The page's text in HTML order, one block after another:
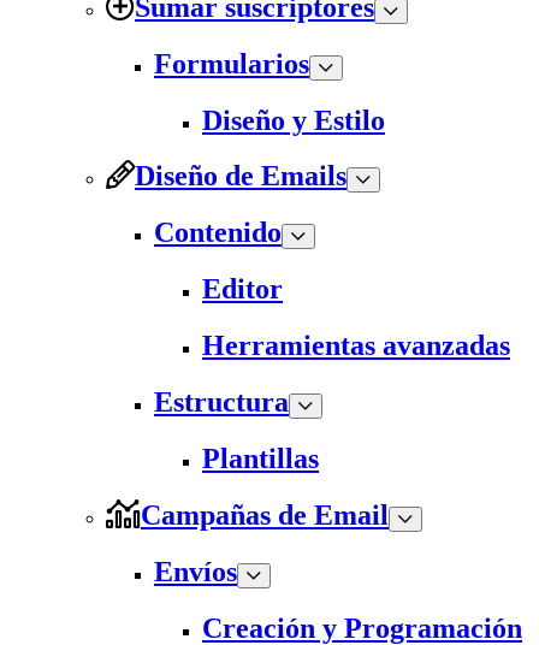
Sumar suscriptores
Formularios
Diseño y Estilo
Diseño de Emails
Contenido
Editor
Herramientas avanzadas
Estructura
Plantillas
Campañas de Email
Envíos
Creación y Programación